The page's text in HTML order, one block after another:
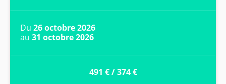
Du 26 octobre 2026
au 31 octobre 2026
491 € /374 €